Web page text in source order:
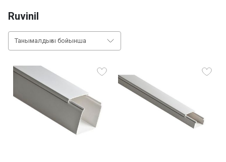
Ruvinil
Танымалдығы бойынша